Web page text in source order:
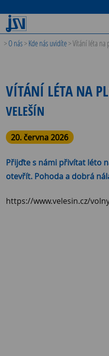
>O nás>Kde nás uvidíte>Vítání léta na
VÍTÁNÍ LÉTA NA
VELEŠÍN
20. června 2026
Přijďte s námi přivítat léto
otevřít. Pohoda a dobrá
https://www.velesin.cz/